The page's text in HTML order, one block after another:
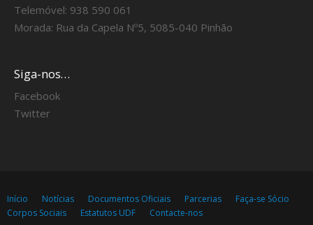
Telemóvel: 938 590 061
Morada: Rua da Capela Nº5, 5085-040 Pinhão
Siga-nos…
Facebook
Twitter
Início Notícias Documentos Oficiais Parcerias
Faça-se Sócio
Corpos Sociais
Estatutos UDF
Contacte-nos